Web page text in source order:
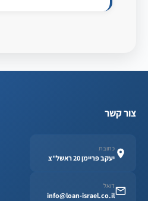
צור קשר
כתובת
יעקב פריימן 20 ראשל"צ
דואל
info@loan-israel.co.il